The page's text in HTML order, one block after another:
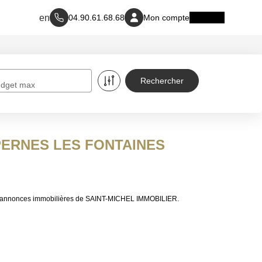
04.90.61.68.68 Mon compte
max
LES FONTAINES
immobilières de SAINT-MICHEL IMMOBILIER.